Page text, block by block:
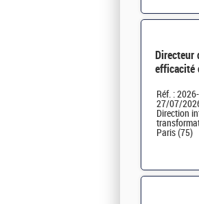
Directeur
efficacité
Réf. :
27/07/
Direction
Paris (75)